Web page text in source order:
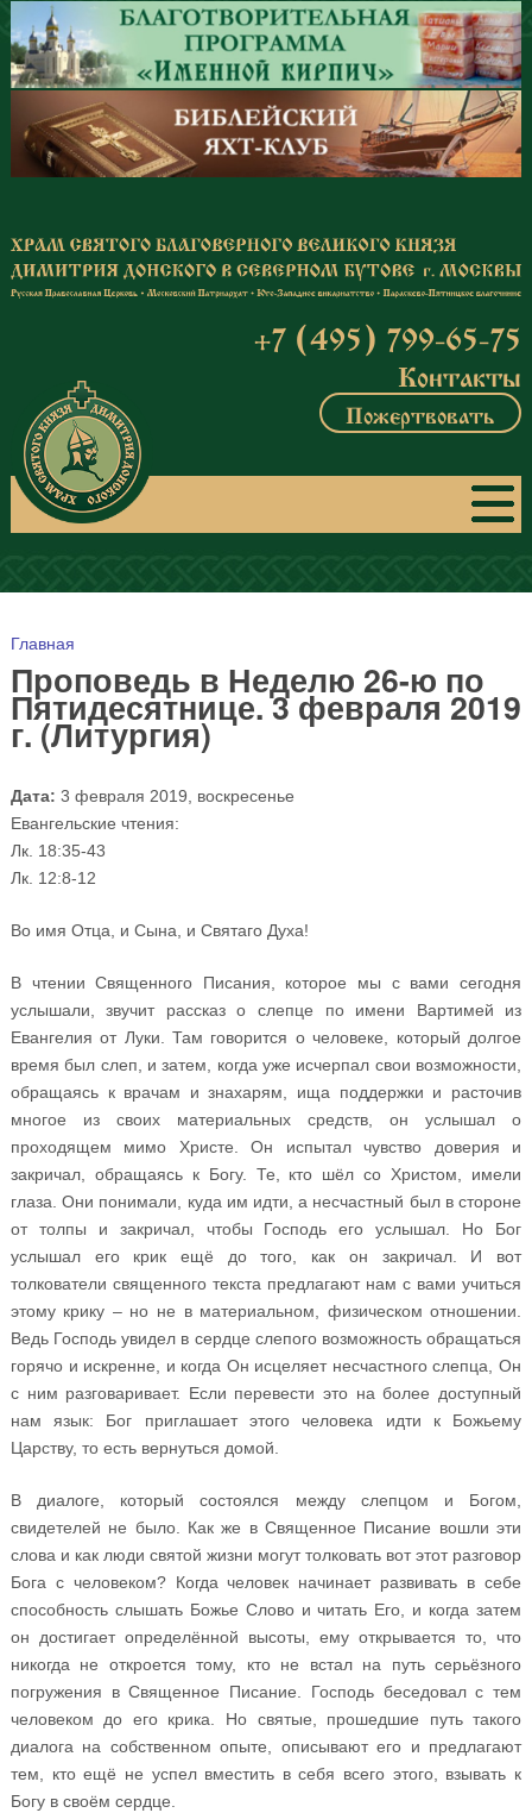
Перейти к основному содержанию
+7 (495) 799-65-75
Контакты
Пожертвовать
Вы здесь
Главная
Проповедь в Неделю 26-ю по
Пятидесятнице. 3 февраля 2019
г. (Литургия)
Дата: 3 февраля 2019, воскресенье
Евангельские чтения:
Лк. 18:35-43
Лк. 12:8-12
Во имя Отца, и Сына, и Святаго Духа!
В чтении Священного Писания, которое мы с вами сегодня
услышали, звучит рассказ о слепце по имени Вартимей из
Евангелия от Луки. Там говорится о человеке, который долгое
время был слеп, и затем, когда уже исчерпал свои возможности,
обращаясь к врачам и знахарям, ища поддержки и расточив
многое из своих материальных средств, он услышал о
проходящем мимо Христе. Он испытал чувство доверия и
закричал, обращаясь к Богу. Те, кто шёл со Христом, имели
глаза. Они понимали, куда им идти, а несчастный был в стороне
от толпы и закричал, чтобы Господь его услышал. Но Бог
услышал его крик ещё до того, как он закричал. И вот
толкователи священного текста предлагают нам с вами учиться
этому крику – но не в материальном, физическом отношении.
Ведь Господь увидел в сердце слепого возможность обращаться
горячо и искренне, и когда Он исцеляет несчастного слепца, Он
с ним разговаривает. Если перевести это на более доступный
нам язык: Бог приглашает этого человека идти к Божьему
Царству, то есть вернуться домой.
В диалоге, который состоялся между слепцом и Богом,
свидетелей не было. Как же в Священное Писание вошли эти
слова и как люди святой жизни могут толковать вот этот разговор
Бога с человеком? Когда человек начинает развивать в себе
способность слышать Божье Слово и читать Его, и когда затем
он достигает определённой высоты, ему открывается то, что
никогда не откроется тому, кто не встал на путь серьёзного
погружения в Священное Писание. Господь беседовал с тем
человеком до его крика. Но святые, прошедшие путь такого
диалога на собственном опыте, описывают его и предлагают
тем, кто ещё не успел вместить в себя всего этого, взывать к
Богу в своём сердце.